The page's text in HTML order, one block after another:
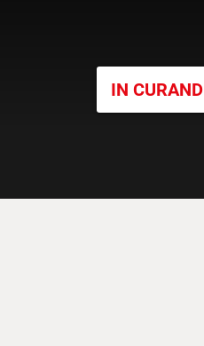
IN CURAND